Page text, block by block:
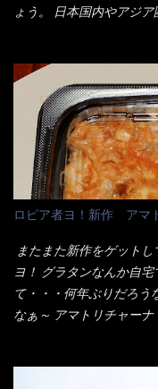
ドカ盛のキャベツと御飯
ンとした厚さのあるト
これを難なく完食出来
はないだろう。 この他
呼ばれるメニューは、ト
いから、2枚乗せにした
ょう。 日本国内やアジ
イ棒状ラーメンを、OK
へ 坦々まぜそばと＜数
なり私の胃袋をグサッ
デビューが決まりまし
チャルメラや日清から
ん！！ 酸っぱくしたら
メシは、宮崎辛麺にしよ
んだか紙に巻かれた棒
り見慣れない姿・・・
明なトレイに並んだ棒状
がかかる） 袋の裏側を
それなばらと冷蔵庫にあ
ロピア者ヨ！新作 アマ
またまた新作をゲット
ヨ！ グラタンなんか自
て・・・何年ぶりだろう
なぁ～ アマトリチャー